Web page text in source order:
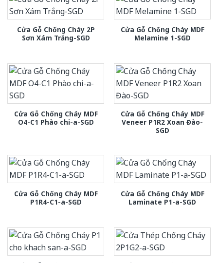
Cửa Gỗ Chống Cháy 2P
Sơn Xám Trắng-SGD
Cửa Gỗ Chống Cháy MDF
Melamine 1-SGD
Cửa Gỗ Chống Cháy MDF
O4-C1 Phào chi-a-SGD
Cửa Gỗ Chống Cháy MDF
Veneer P1R2 Xoan Đào-
SGD
Cửa Gỗ Chống Cháy MDF
P1R4-C1-a-SGD
Cửa Gỗ Chống Cháy MDF
Laminate P1-a-SGD